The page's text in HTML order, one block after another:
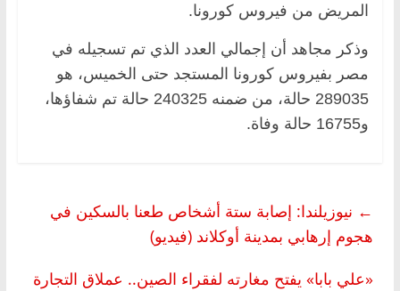
المريض من فيروس كورونا.
وذكر مجاهد أن إجمالي العدد الذي تم تسجيله في
مصر بفيروس كورونا المستجد حتى الخميس، هو
289035 حالة، من ضمنه 240325 حالة تم شفاؤها،
و16755 حالة وفاة.
← نيوزيلندا: إصابة ستة أشخاص طعنا بالسكين في
هجوم إرهابي بمدينة أوكلاند (فيديو)
«علي بابا» يفتح مغارته لفقراء الصين.. عملاق التجارة